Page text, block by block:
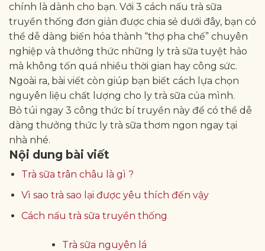
chính là dành cho bạn. Với 3 cách nấu trà sữa
truyền thống đơn giản được chia sẻ dưới đây, bạn có
thể dễ dàng biến hóa thành “thợ pha chế” chuyên
nghiệp và thưởng thức những ly trà sữa tuyệt hảo
mà không tốn quá nhiều thời gian hay công sức.
Ngoài ra, bài viết còn giúp bạn biết cách lựa chọn
nguyên liệu chất lượng cho ly trà sữa của mình.
Bỏ túi ngay 3 công thức bí truyền này để có thể dễ
dàng thưởng thức ly trà sữa thơm ngon ngay tại
nhà nhé.
Nội dung bài viết
Trà sữa trân châu là gì ?
Vì sao trà sao lại được yêu thích đến vậy
Cách nấu trà sữa truyền thống
Trà sữa nguyên lá